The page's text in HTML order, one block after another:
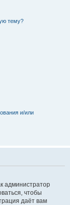
тему?
и/или
администратор
чтобы
даёт вам